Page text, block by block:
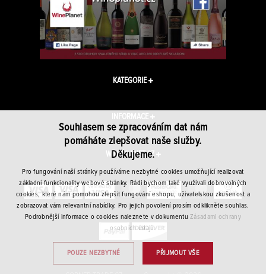
KATEGORIE
INFORMACE
WINEPLANET.CZ
Souhlasem se zpracováním dat nám
pomáháte zlepšovat naše služby.
Děkujeme.
Pro fungování naší stránky používáme nezbytné cookies umožňující realizovat
základní funkcionality webové stránky. Rádi bychom také využívali dobrovolných
cookies, které nám pomohou zlepšit fungování eshopu, uživatelskou zkušenost a
zobrazovat vám relevantní nabídky. Pro jejich povolení prosím odklikněte souhlas.
Podrobnější informace o cookies naleznete v dokumentuZásadami ochrany
osobních údajů.
PŘIJMOUT VŠE
POUZE NEZBYTNÉ